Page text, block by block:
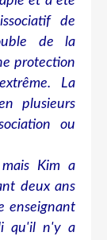
de
de la
protection
La
plusieurs
ou
Kim a
deux ans
enseignant
qu'il n'y a